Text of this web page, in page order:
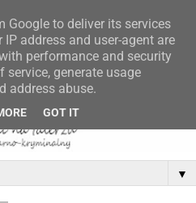
▼
Google to deliver its services
address and user-agent are
performance and security
generate usage
address abuse.
GOT IT